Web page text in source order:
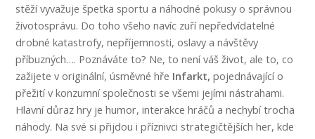
stěží vyvažuje špetka sportu a náhodné pokusy o správnou
životosprávu. Do toho všeho navíc zuří nepředvídatelné
drobné katastrofy, nepříjemnosti, oslavy a návštěvy
příbuzných…. Poznáváte to? Ne, to není váš život, ale to, co
zažijete v originální, úsměvné hře Infarkt,pojednávající o
přežití v konzumní společnosti se všemi jejími nástrahami.
Hlavní důraz hry je humor, interakce hráčů a nechybí trocha
náhody. Na své si přijdou i příznivci strategičtějších her, kde